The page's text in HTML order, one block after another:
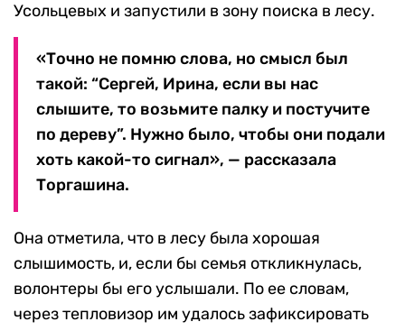
Усольцевых и запустили в зону поиска в лесу.
«Точно не помню слова, но смысл был
такой: “Сергей, Ирина, если вы нас
слышите, то возьмите палку и постучите
по дереву”. Нужно было, чтобы они подали
хоть какой-то сигнал», — рассказала
Торгашина.
Она отметила, что в лесу была хорошая
слышимость, и, если бы семья откликнулась,
волонтеры бы его услышали. По ее словам,
через тепловизор им удалось зафиксировать